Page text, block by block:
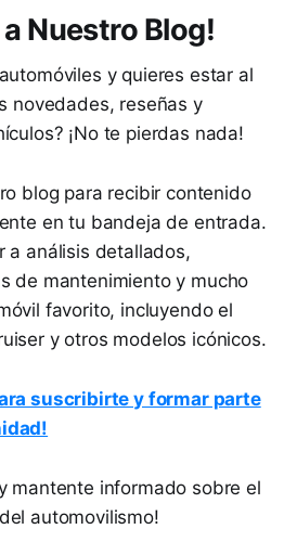
Nuestro Blog!
y quieres estar al
novedades, reseñas y
¡No te pierdas nada!
blog para recibir contenido
en tu bandeja de entrada.
a análisis detallados,
de mantenimiento y mucho
favorito, incluyendo el
y otros modelos icónicos.
suscribirte y formar parte
mantente informado sobre el
automovilismo!